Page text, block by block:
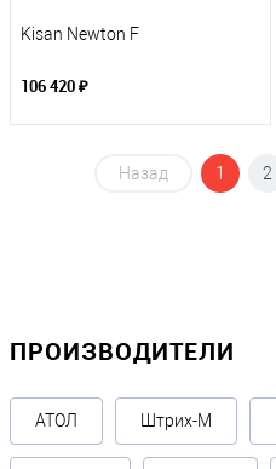
Kisan Newton F
106 420 ₽
Назад 1 2
ПРОИЗВОДИТЕЛИ
АТОЛ Штрих-М